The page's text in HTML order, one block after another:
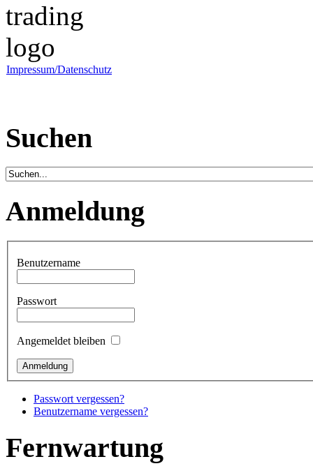
Impressum/Datenschutz
Suchen
Anmeldung
Benutzername
Passwort
Angemeldet bleiben
Passwort vergessen?
Benutzername vergessen?
Fernwartung